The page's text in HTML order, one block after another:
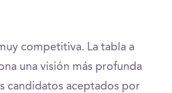
competitiva. La tabla a
una visión más profunda
candidatos aceptados por